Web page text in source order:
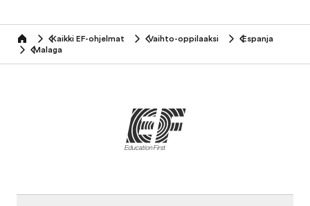
home Kaikki EF-ohjelmat Vaihto-oppilaaksi
Espanja
Malaga